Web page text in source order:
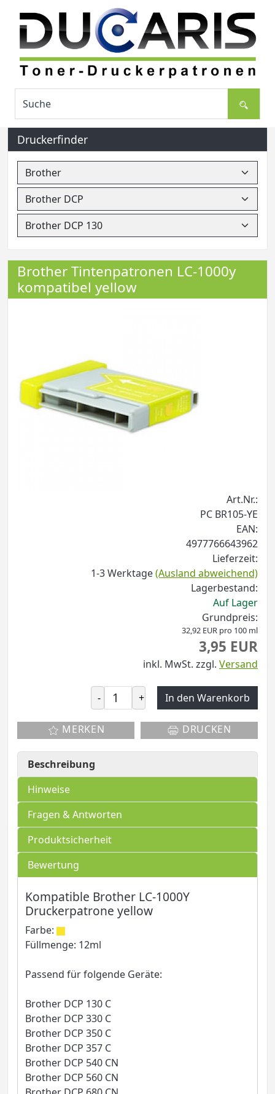
Druckerfinder
Brother Tintenpatronen LC-1000y
kompatibel yellow
Art.Nr.:
PC BR105-YE
EAN:
4977766643962
Lieferzeit:
1-3 Werktage(Ausland abweichend)
Lagerbestand:
Auf Lager
Grundpreis:
32,92 EUR pro 100 ml
3,95 EUR
inkl. MwSt. zzgl. Versand
- + In den Warenkorb
MERKEN DRUCKEN
Beschreibung
Hinweise
Fragen & Antworten
Produktsicherheit
Bewertung
Kompatible Brother LC-1000Y
Druckerpatrone yellow
Farbe:
Füllmenge: 12ml
Passend für folgende Geräte:
Brother DCP 130 C
Brother DCP 330 C
Brother DCP 350 C
Brother DCP 357 C
Brother DCP 540 CN
Brother DCP 560 CN